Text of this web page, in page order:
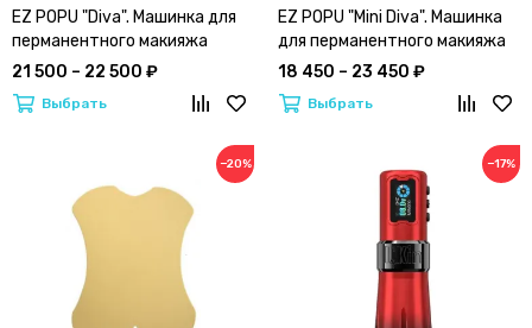
EZ POPU "Diva". Машинка для
перманентного макияжа
"Дива" | Wireless PMU Machine
21 500 – 22 500 ₽
Выбрать
EZ POPU "Mini Diva". Машинка
для перманентного макияжа
"Мини Дива" | Wireless PMU
18 450 – 23 450 ₽
Выбрать
−20% −17%